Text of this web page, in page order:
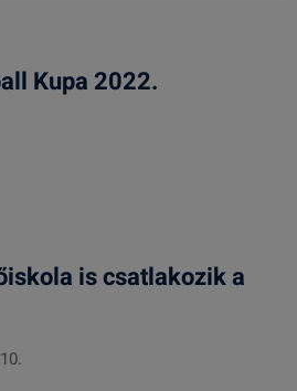
Kupa 2022.
is csatlakozik a